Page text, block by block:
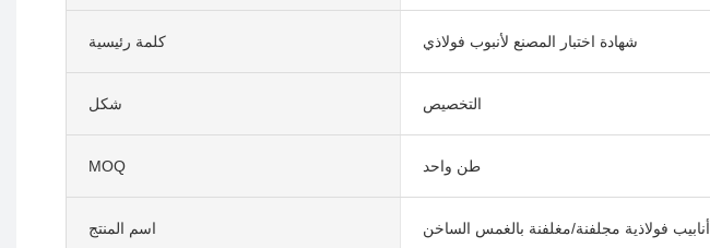
كلمة رئيسية شهادة اختبار المصنع لأنبوب فولاذي
شكل التخصيص
MOQ طن واحد
اسم المنتج أنابيب فولاذية مجلفنة/مغلفنة بالغمس الساخن